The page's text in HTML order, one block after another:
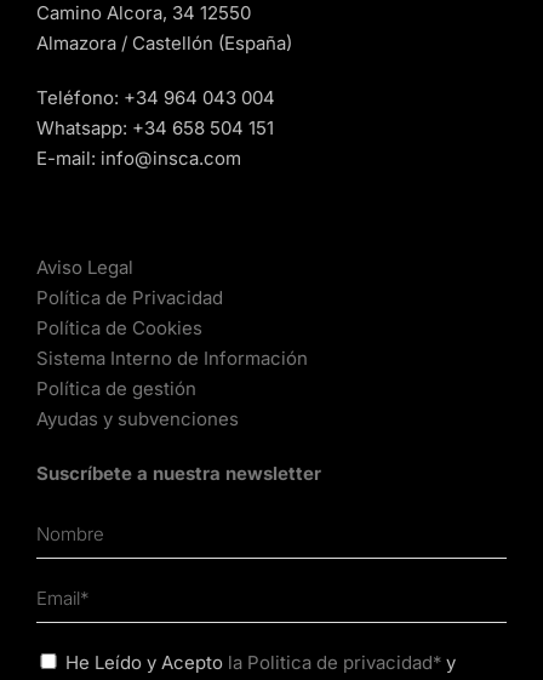
Camino Alcora, 34 12550
Almazora / Castellón (España)
Teléfono: +34 964 043 004
Whatsapp: +34 658 504 151
E-mail: info@insca.com
Aviso Legal
Política de Privacidad
Política de Cookies
Sistema Interno de Información
Política de gestión
Ayudas y subvenciones
Suscríbete a nuestra newsletter
He Leído y Acepto la Politica de privacidad* y